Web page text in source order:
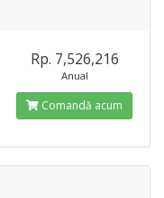
Rp. 7,526,216
Anual
Comandă acum